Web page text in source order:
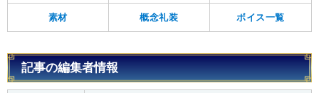
素材 概念礼装 ボイス一覧
記事の編集者情報